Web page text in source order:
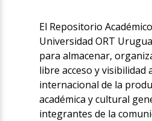
El Repositorio
Universidad ORT
para almacenar,
libre acceso y visibilidad
internacional de la
académica y cultural
integrantes de la